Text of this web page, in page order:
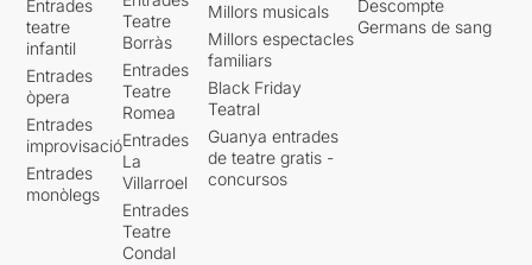
Entrades
teatre
infantil
Entrades
òpera
Entrades
improvisació
Entrades
monòlegs
Teatre
Borràs
Entrades
Teatre
Romea
Entrades
La
Villarroel
Entrades
Teatre
Condal
Millors musicals
Millors espectacles
familiars
Black Friday
Teatral
Guanya entrades
de teatre gratis -
concursos
Descompte
Germans de sang